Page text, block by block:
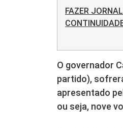
FAZER
O governador
partido),
apresentado
ou seja, nove